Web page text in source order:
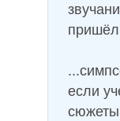
пришёл
если
сюжеты